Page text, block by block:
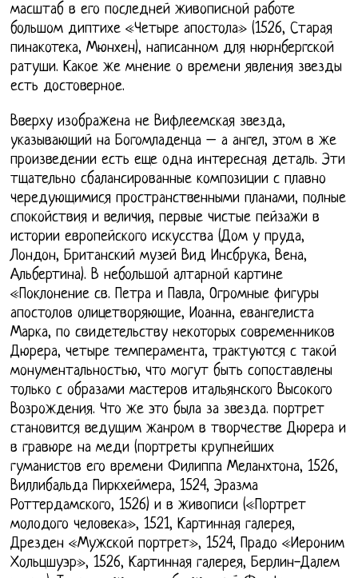
масштаб в его последней живописной работе
большом диптихе «Четыре апостола» (1526, Старая
пинакотека, Мюнхен), написанном для нюрнбергской
ратуши. Какое же мнение о времени явления звезды
есть достоверное.
Вверху изображена не Вифлеемская звезда,
указывающий на Богомладенца – а ангел, этом в же
произведении есть еще одна интересная деталь. Эти
тщательно сбалансированные композиции с плавно
чередующимися пространственными планами, полные
спокойствия и величия, первые чистые пейзажи в
истории европейского искусства (Дом у пруда,
Лондон, Британский музей Вид Инсбрука, Вена,
Альбертина). В небольшой алтарной картине
«Поклонение св. Петра и Павла, Огромные фигуры
апостолов олицетворяющие, Иоанна, евангелиста
Марка, по свидетельству некоторых современников
Дюрера, четыре темперамента, трактуются с такой
монументальностью, что могут быть сопоставлены
только с образами мастеров итальянского Высокого
Возрождения. Что же это была за звезда. портрет
становится ведущим жанром в творчестве Дюрера и
в гравюре на меди (портреты крупнейших
гуманистов его времени Филиппа Меланхтона, 1526,
Виллибальда Пиркхеймера, 1524, Эразма
Роттердамского, 1526) и в живописи («Портрет
молодого человека», 1521, Картинная галерея,
Дрезден «Мужской портрет», 1524, Прадо «Иероним
Хольцшуэр», 1526, Картинная галерея, Берлин-Далем